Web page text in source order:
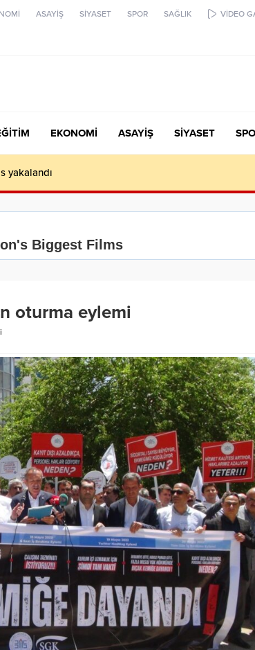
ASAYİŞ SİYASET SPOR SAĞLIK VİDEO
EKONOMİ ASAYİŞ SİYASET
yakalandı
oturma eylemi